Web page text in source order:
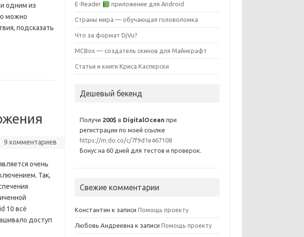
одним из
можно
подсказать
9 комментариев
очень
Так,
10 всё
доступ
E-Reader приложение для Android
Страны мира — обучающая головоломка
Что за формат DjVu?
MCBox — создатель скинов для Майнкрафт
Статьи и книги Криса Касперски
Дешевый бекенд
Получи 200$ в DigitalOcean при
регистрации по моей ссылке
https://m.do.co/c/7f9d1e467108
Бонус на 60 дней для тестов и проверок.
Свежие комментарии
Константин к записиПомощь проекту
Любовь Андреевна к записиПомощь проекту